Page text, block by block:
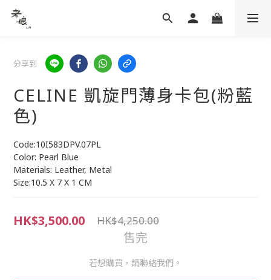
分享到
CELINE 凱旋門薄身卡包(粉藍
色)
Code:10I583DPV.07PL
Color: Pearl Blue
Materials: Leather, Metal
Size:10.5 X 7 X 1 CM
HK$3,500.00 HK$4,250.00
售完
若想購買，請聯絡我們。